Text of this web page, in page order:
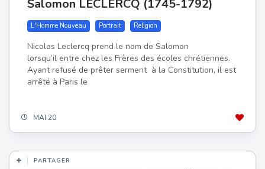
Salomon LECLERCQ (1745-1792)
L'Homme Nouveau Portrait Religion
Nicolas Leclercq prend le nom de Salomon
lorsqu’il entre chez les Frères des écoles chrétiennes.
Ayant refusé de prêter serment à la Constitution, il est
arrêté à Paris le
MAI 20
PARTAGER